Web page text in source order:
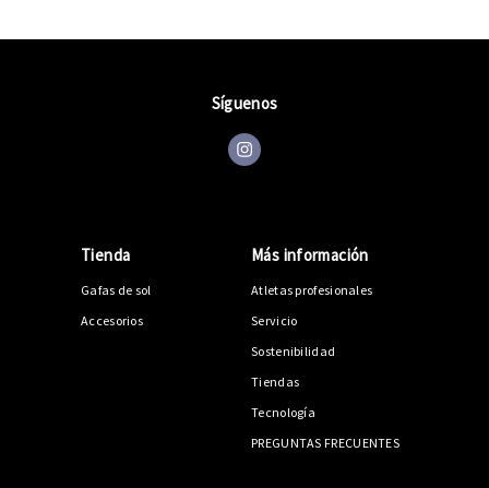
Síguenos
Tienda
Gafas de sol
Accesorios
Más información
Atletas profesionales
Servicio
Sostenibilidad
Tiendas
Tecnología
PREGUNTAS FRECUENTES